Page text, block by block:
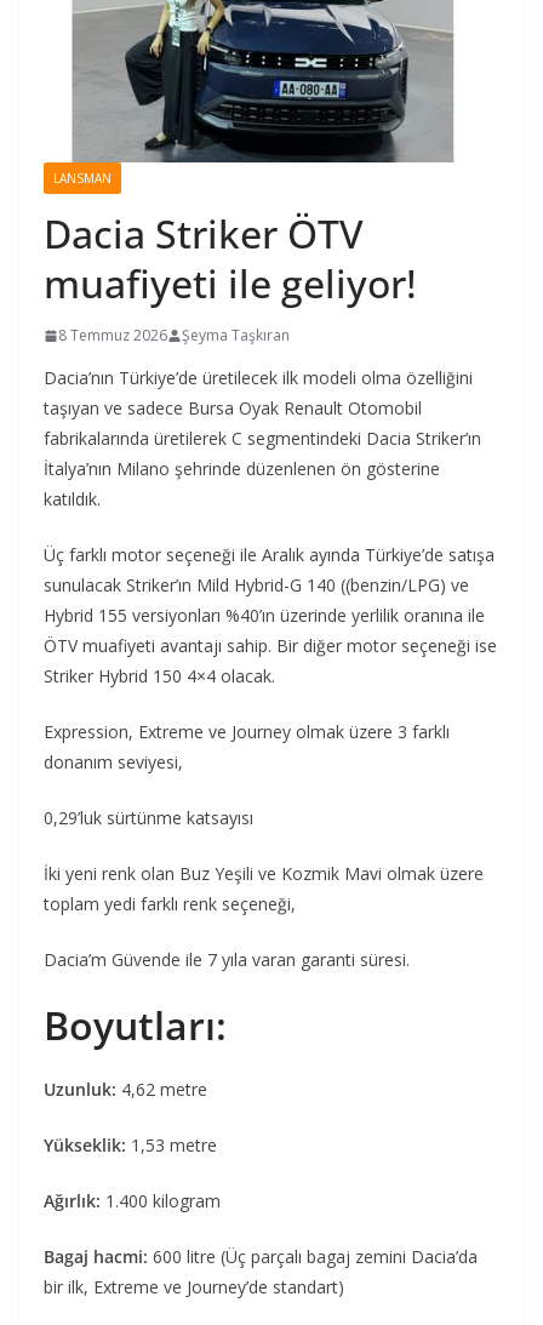
LANSMAN
Dacia Striker ÖTV
muafiyeti ile geliyor!
8 Temmuz 2026 Şeyma Taşkıran
Dacia’nın Türkiye’de üretilecek ilk modeli olma özelliğini
taşıyan ve sadece Bursa Oyak Renault Otomobil
fabrikalarında üretilerek C segmentindeki Dacia Striker’ın
İtalya’nın Milano şehrinde düzenlenen ön gösterine
katıldık.
Üç farklı motor seçeneği ile Aralık ayında Türkiye’de satışa
sunulacak Striker’ın Mild Hybrid-G 140 ((benzin/LPG) ve
Hybrid 155 versiyonları %40’ın üzerinde yerlilik oranına ile
ÖTV muafiyeti avantajı sahip. Bir diğer motor seçeneği ise
Striker Hybrid 150 4×4 olacak.
Expression, Extreme ve Journey olmak üzere 3 farklı
donanım seviyesi,
0,29’luk sürtünme katsayısı
İki yeni renk olan Buz Yeşili ve Kozmik Mavi olmak üzere
toplam yedi farklı renk seçeneği,
Dacia’m Güvende ile 7 yıla varan garanti süresi.
Boyutları:
Uzunluk: 4,62 metre
Yükseklik: 1,53 metre
Ağırlık: 1.400 kilogram
Bagaj hacmi: 600 litre (Üç parçalı bagaj zemini Dacia’da
bir ilk, Extreme ve Journey’de standart)